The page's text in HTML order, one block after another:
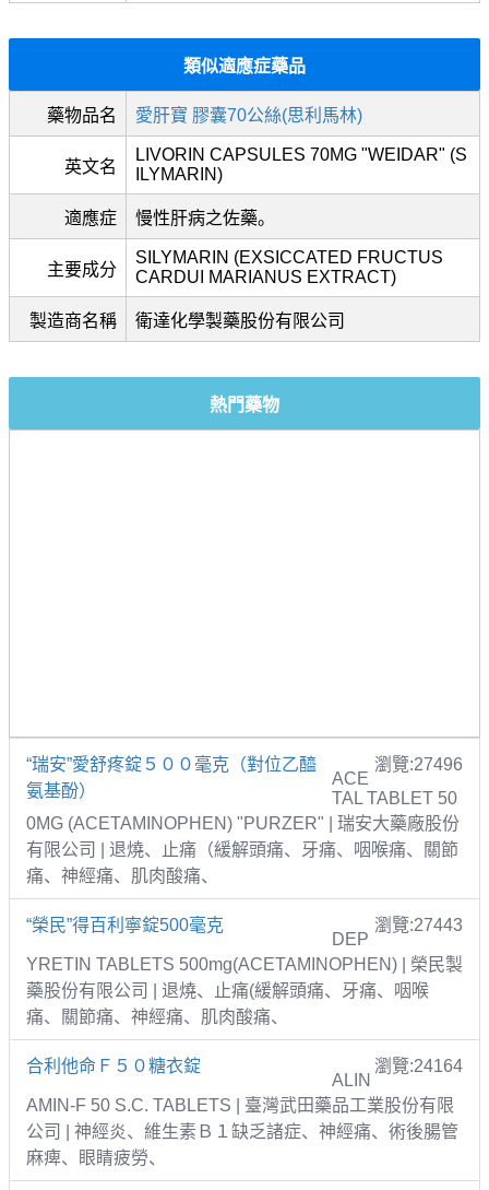
類似適應症藥品
藥物品名 愛肝寶 膠囊70公絲(思利馬林)
英文名
LIVORIN CAPSULES 70MG "WEIDAR" (S
ILYMARIN)
適應症 慢性肝病之佐藥。
主要成分
SILYMARIN (EXSICCATED FRUCTUS
CARDUI MARIANUS EXTRACT)
製造商名稱 衛達化學製藥股份有限公司
熱門藥物
“瑞安”愛舒疼錠５００毫克（對位乙醯
氨基酚）
瀏覽:27496
ACE
TAL TABLET 50
0MG (ACETAMINOPHEN) "PURZER" | 瑞安大藥廠股份
有限公司 | 退燒、止痛（緩解頭痛、牙痛、咽喉痛、關節
痛、神經痛、肌肉酸痛、
“榮民”得百利寧錠500毫克 瀏覽:27443
DEP
YRETIN TABLETS 500mg(ACETAMINOPHEN) | 榮民製
藥股份有限公司 | 退燒、止痛(緩解頭痛、牙痛、咽喉
痛、關節痛、神經痛、肌肉酸痛、
合利他命Ｆ５０糖衣錠 瀏覽:24164
ALIN
AMIN-F 50 S.C. TABLETS | 臺灣武田藥品工業股份有限
公司 | 神經炎、維生素Ｂ１缺乏諸症、神經痛、術後腸管
麻痺、眼睛疲勞、